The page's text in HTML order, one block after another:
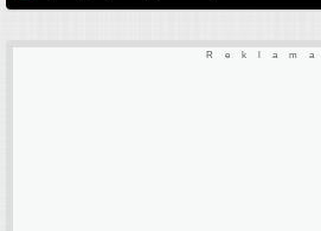
Reklama